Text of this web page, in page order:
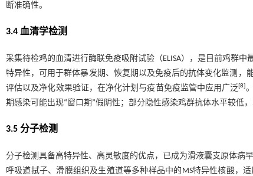
断准确性。
3.4 血清学检测
采集待检鸡的血清进行酶联免疫吸附试验（ELISA），是目前鸡群
特异性，可用于群体暴发期、恢复期以及免疫后的抗体变化监测
评估以及净化效果验证，在净化计划与疫苗免疫监管中应用广泛[8]
期感染可能出现“窗口期”假阴性；部分隐性感染鸡群抗体水平较低
3.5 分子检测
分子检测具备高特异性、高灵敏度的优点，已成为滑液囊支原体病
呼吸道拭子、滑膜组织及生殖道等多种样品中的MS特异性核酸，